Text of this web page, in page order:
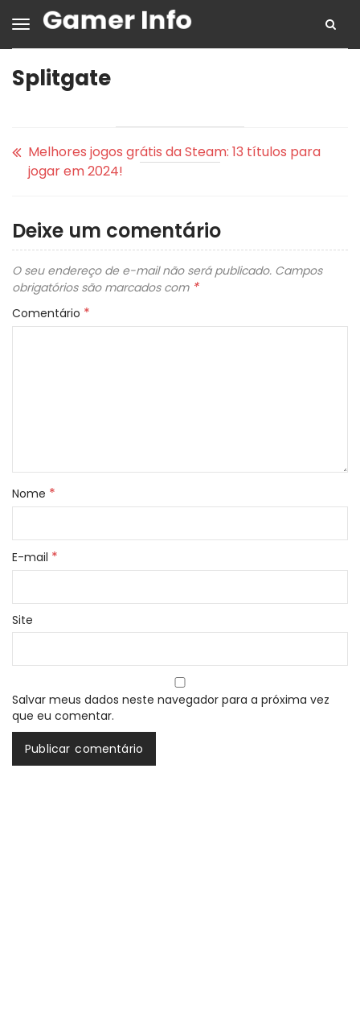
Splitgate
Melhores jogos grátis da Steam: 13 títulos para
jogar em 2024!
Deixe um comentário
O seu endereço de e-mail não será publicado. Campos
obrigatórios são marcados com *
Comentário *
Nome *
E-mail *
Site
Salvar meus dados neste navegador para a próxima vez
que eu comentar.